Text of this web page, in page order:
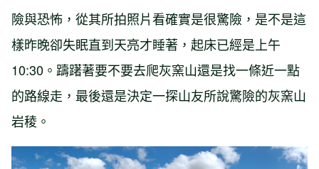
險與恐怖，從其所拍照片看確實是很驚險，是不是這
樣昨晚卻失眠直到天亮才睡著，起床已經是上午
10:30。躊躇著要不要去爬灰窯山還是找一條近一點
的路線走，最後還是決定一探山友所說驚險的灰窯山
岩稜。